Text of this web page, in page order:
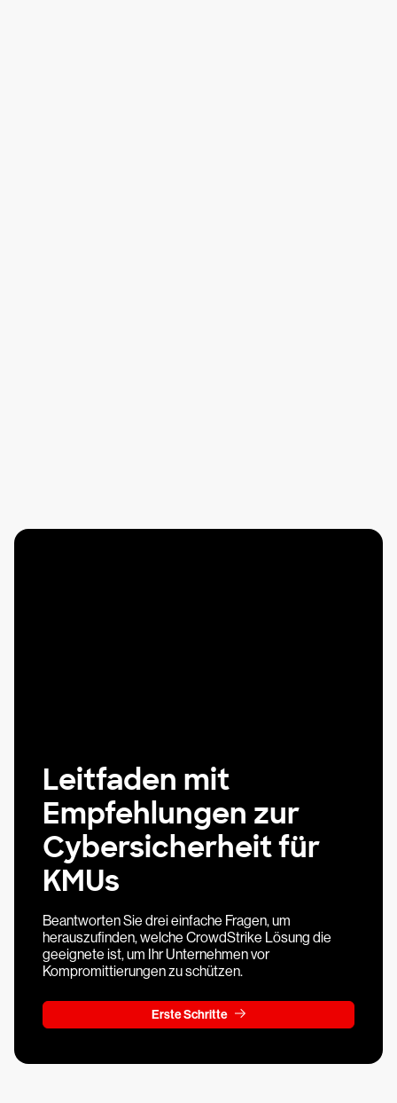
Leitfaden mit
Empfehlungen zur
Cybersicherheit für
KMUs
Beantworten Sie drei einfache Fragen, um
herauszufinden, welche CrowdStrike Lösung die
geeignete ist, um Ihr Unternehmen vor
Kompromittierungen zu schützen.
Erste Schritte